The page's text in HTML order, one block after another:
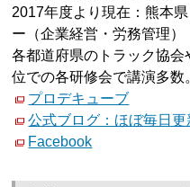
2017年度より現在：熊本
ー（企業経営・労務管理）
各都道府県のトラック協
位での各研修会で講演多数
プロデキューブ
公式ブログ：ほぼ毎日
Facebook